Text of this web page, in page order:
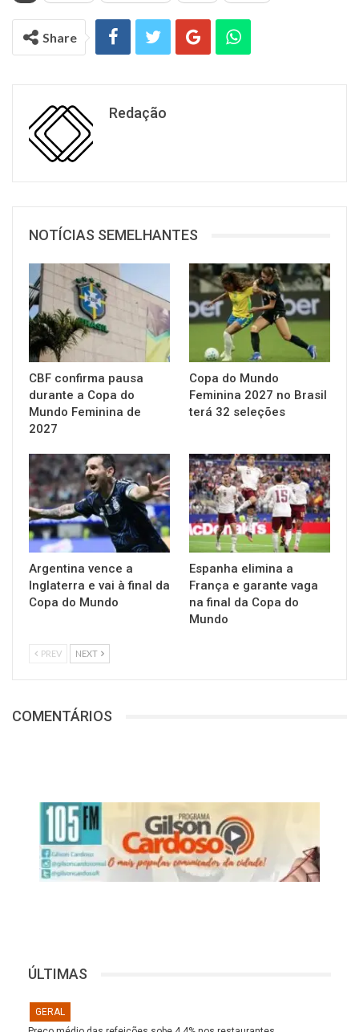
Share
Redação
NOTÍCIAS SEMELHANTES
CBF confirma pausa
durante a Copa do
Mundo Feminina de
2027
Copa do Mundo
Feminina 2027 no Brasil
terá 32 seleções
Argentina vence a
Inglaterra e vai à final da
Copa do Mundo
Espanha elimina a
França e garante vaga
na final da Copa do
Mundo
PREV NEXT
COMENTÁRIOS
ÚLTIMAS
GERAL